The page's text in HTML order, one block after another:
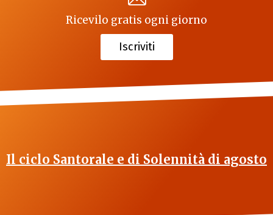
Ricevilo gratis ogni giorno
Iscriviti
Il ciclo Santorale e di Solennità di agosto